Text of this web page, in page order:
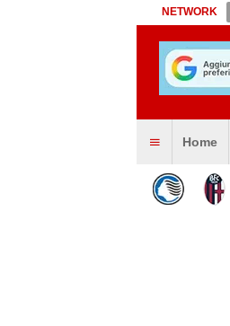
NETWORK
Home